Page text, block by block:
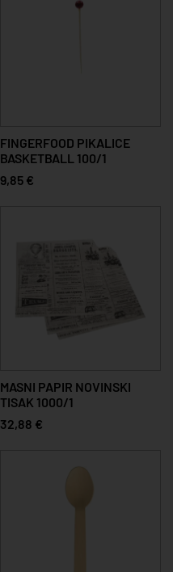
FINGERFOOD PIKALICE
BASKETBALL 100/1
9,85 €
MASNI PAPIR NOVINSKI
TISAK 1000/1
32,88 €